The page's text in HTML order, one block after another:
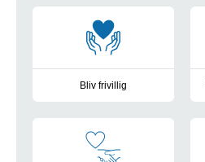
Bliv frivillig